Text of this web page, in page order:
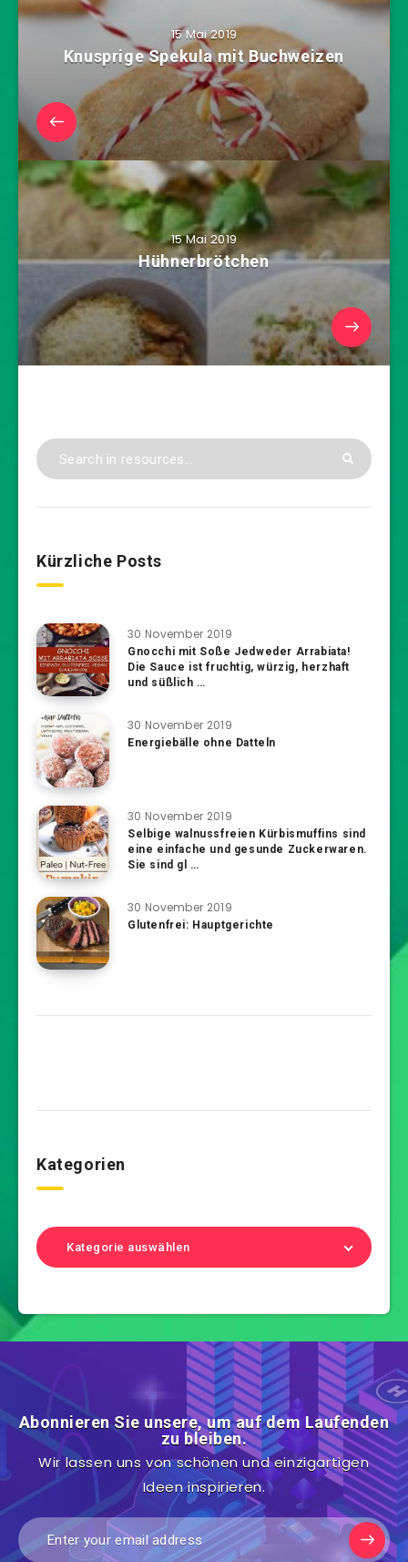
15 Mai 2019
Knusprige Spekula mit Buchweizen
15 Mai 2019
Hühnerbrötchen
Kürzliche Posts
30 November 2019
Gnocchi mit Soße Jedweder Arrabiata!
Die Sauce ist fruchtig, würzig, herzhaft
und süßlich …
30 November 2019
Energiebälle ohne Datteln
30 November 2019
Selbige walnussfreien Kürbismuffins sind
eine einfache und gesunde Zuckerwaren.
Sie sind gl …
30 November 2019
Glutenfrei: Hauptgerichte
Kategorien
Kategorie auswählen
Abonnieren Sie unsere, um auf dem Laufenden
zu bleiben.
Wir lassen uns von schönen und einzigartigen
Ideen inspirieren.